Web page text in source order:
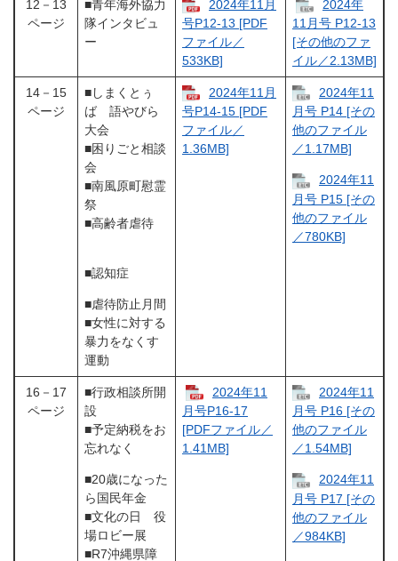
12－13
ページ
■青年海外協力
隊インタビュ
ー
2024年11月
号P12-13 [PDF
ファイル／
533KB]
2024年
11月号 P12-13
[その他のファ
イル／2.13MB]
14－15
ページ
■しまくとぅ
ば 語やびら
大会
■困りごと相談
会
■南風原町慰霊
祭
■高齢者虐待
■認知症
■虐待防止月間
■女性に対する
暴力をなくす
運動
2024年11月
号P14-15 [PDF
ファイル／
1.36MB]
2024年11
月号 P14 [その
他のファイル
／1.17MB]
2024年11
月号 P15 [その
他のファイル
／780KB]
16－17
ページ
■行政相談所開
設
■予定納税をお
忘れなく
■20歳になった
ら国民年金
■文化の日 役
場ロビー展
■R7沖縄県障
2024年11
月号P16-17
[PDFファイル／
1.41MB]
2024年11
月号 P16 [その
他のファイル
／1.54MB]
2024年11
月号 P17 [その
他のファイル
／984KB]